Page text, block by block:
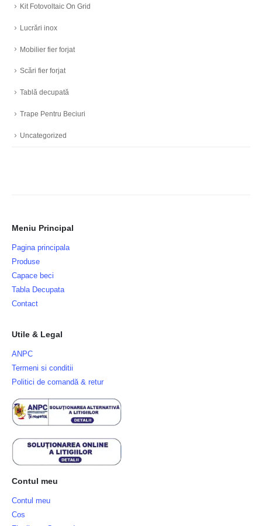
Kit Fotovoltaic On Grid
Lucrări inox
Mobilier fier forjat
Scări fier forjat
Tablă decupată
Trape Pentru Beciuri
Uncategorized
Meniu Principal
Pagina principala
Produse
Capace beci
Tabla Decupata
Contact
Utile & Legal
ANPC
Termeni si conditii
Politici de comandă & retur
Contul meu
Contul meu
Cos